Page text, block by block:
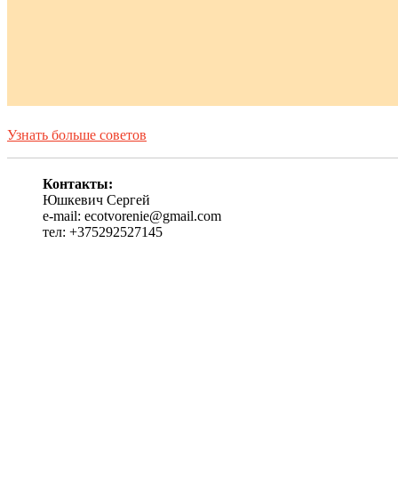
Узнать больше советов
Контакты:
Юшкевич Сергей
e-mail: ecotvorenie@gmail.com
тел: +375292527145